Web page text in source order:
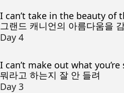
I can’t take in the beauty of
그랜드 캐니언의 아름다움을
Day 4
I can’t make out what you’re
뭐라고 하는지 잘 안 들려
Day 3